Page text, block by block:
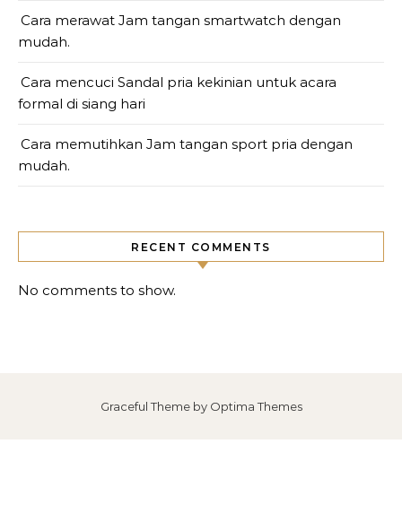
Cara merawat Jam tangan smartwatch dengan
mudah.
Cara mencuci Sandal pria kekinian untuk acara
formal di siang hari
Cara memutihkan Jam tangan sport pria dengan
mudah.
RECENT COMMENTS
No comments to show.
Graceful Theme by Optima Themes